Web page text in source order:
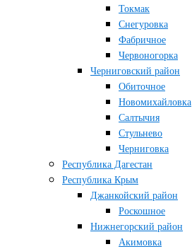
Токмак
Снегуровка
Фабричное
Червоногорка
Черниговский район
Обиточное
Новомихайловка
Салтычия
Стульнево
Черниговка
Республика Дагестан
Республика Крым
Джанкойский район
Роскошное
Нижнегорский район
Акимовка